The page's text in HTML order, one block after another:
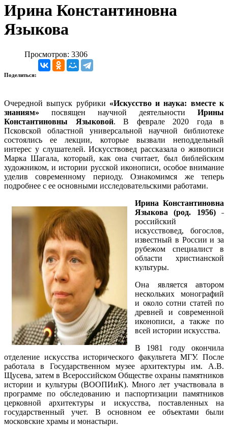
Ирина Константиновна
Языкова
Просмотров: 3306
Поделиться:
Очередной выпуск рубрики «Искусство и наука: вместе к
знаниям» посвящен научной деятельности Ирины
Константиновны Языковой. В феврале 2020 года в
Псковской областной универсальной научной библиотеке
состоялись ее лекции, которые вызвали неподдельный
интерес у слушателей. Искусствовед рассказала о живописи
Марка Шагала, который, как она считает, был библейским
художником, и истории русской иконописи, особое внимание
уделив современному периоду. Ознакомимся же теперь
подробнее с ее основными исследовательскими работами.
Ирина Константиновна
Языкова (род. 1956)˗
российский
искусствовед, богослов,
известный в России и за
рубежом специалист в
области христианской
культуры.
Она является автором
нескольких монографий
и около сотни статей по
древней и современной
иконописи, а также по
всей истории искусства.
В 1981 году окончила
отделение искусства исторического факультета МГУ. После
работала в Государственном музее архитектуры им. А.В.
Щусева, затем в Всероссийском Обществе охраны памятников
истории и культуры (ВООПИиК). Много лет участвовала в
программе по обследованию и паспортизации памятников
церковной архитектуры и искусства, поставленных на
государственный учет. В основном ее объектами были
московские храмы и монастыри.